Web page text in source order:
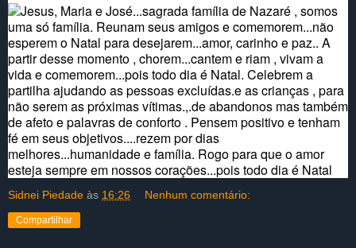
Jesus, Maria e José...sagrada família de Nazaré , somos
uma só família. Reunam seus amigos e comemorem...não
esperem o Natal para desejarem...amor, carinho e paz.. A
partir desse momento , chorem...cantem e riam , vivam a
vida e comemorem...pois todo dia é Natal. Celebrem a
partilha ajudando as pessoas excluídas.e as crianças , para
não serem as próximas vítimas.,.de abandonos mas também
de afeto e palavras de conforto . Pensem positivo e tenham
fé em seus objetivos....rezem por dias
melhores...humanidade e família. Rogo para que o amor
esteja sempre em nossos corações...pois todo dia é Natal
Sidnei Piedade às 16:26 Nenhum comentário:
Compartilhar